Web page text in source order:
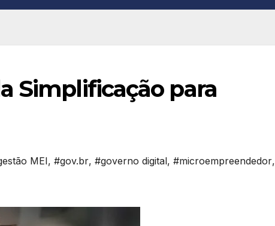
Simplificação para
MEI, #gov.br, #governo digital, #microempreendedor,